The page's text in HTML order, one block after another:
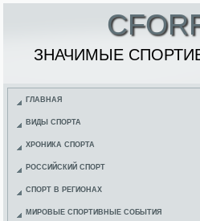
ЗНАЧИМЫЕ
ГЛАВНАЯ
ВИДЫ СПОРТА
ХРОНИКА СПОРТА
РОССИЙСКИЙ СПОРТ
СПОРТ В РЕГИОНАХ
МИРОВЫЕ СПОРТИВНЫЕ СОБЫТИЯ